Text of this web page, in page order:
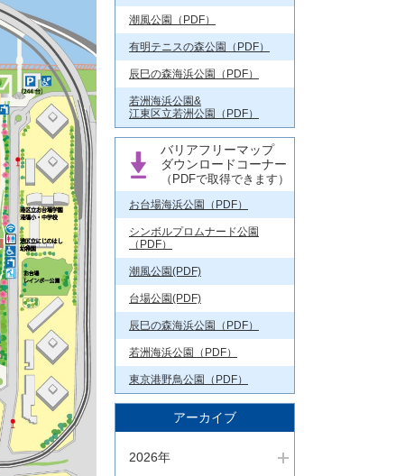
潮風公園（PDF）
有明テニスの森公園（PDF）
辰巳の森海浜公園（PDF）
若洲海浜公園&
江東区立若洲公園（PDF）
バリアフリーマップ
ダウンロードコーナー
（PDFで取得できます）
お台場海浜公園（PDF）
シンボルプロムナード公園
（PDF）
潮風公園(PDF)
台場公園(PDF)
辰巳の森海浜公園（PDF）
若洲海浜公園（PDF）
東京港野鳥公園（PDF）
アーカイブ
2026年